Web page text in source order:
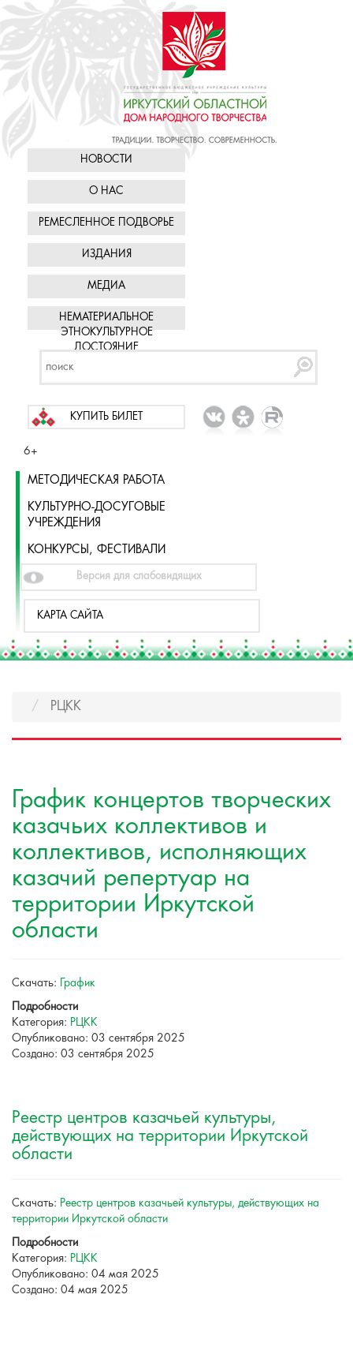
НОВОСТИ
О НАС
РЕМЕСЛЕННОЕ ПОДВОРЬЕ
ИЗДАНИЯ
МЕДИА
НЕМАТЕРИАЛЬНОЕ
ЭТНОКУЛЬТУРНОЕ
ДОСТОЯНИЕ
КУПИТЬ БИЛЕТ
6+
МЕТОДИЧЕСКАЯ РАБОТА
КУЛЬТУРНО-ДОСУГОВЫЕ
УЧРЕЖДЕНИЯ
КОНКУРСЫ, ФЕСТИВАЛИ
Версия для слабовидящих
КАРТА САЙТА
РЦКК
График концертов творческих
казачьих коллективов и
коллективов, исполняющих
казачий репертуар на
территории Иркутской
области
Скачать:
График
Подробности
Категория: РЦКК
Опубликовано: 03 сентября 2025
Создано: 03 сентября 2025
Реестр центров казачьей культуры,
действующих на территории Иркутской
области
Скачать: Реестр центров казачьей культуры, действующих на
территории Иркутской области
Подробности
Категория: РЦКК
Опубликовано: 04 мая 2025
Создано: 04 мая 2025